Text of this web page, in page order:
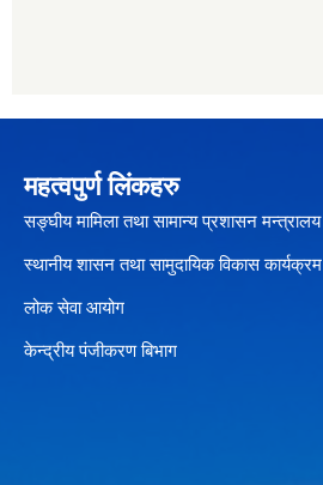
महत्वपुर्ण लिंकहरु
सङ्घीय मामिला तथा सामान्य प्रशासन मन्त्रालय
स्थानीय शासन तथा सामुदायिक विकास कार्यक्रम
लोक सेवा आयोग
केन्द्रीय पंजीकरण बिभाग